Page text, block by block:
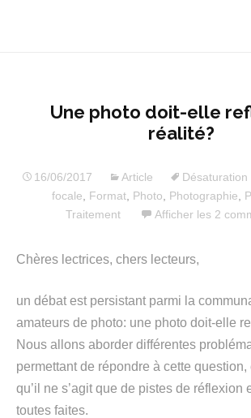
Une photo doit-elle
réalité?
16/06/2017 Article Désaturation
focale
Format, Photo Photographie
Traitement
Afficher les 2
Chères lectrices, chers lecteurs,
un débat est persistant parmi la
amateurs de photo: une photo doit-elle
Nous allons aborder différentes
permettant de répondre à cette question,
qu’il ne s’agit que de pistes de réflexion
toutes faites.